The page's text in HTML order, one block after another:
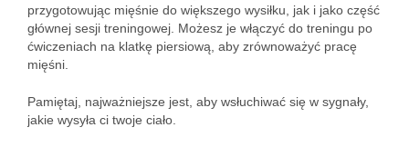
przygotowując mięśnie do większego wysiłku, jak i jako część
głównej sesji treningowej. Możesz je włączyć do treningu po
ćwiczeniach na klatkę piersiową, aby zrównoważyć pracę
mięśni.
Pamiętaj, najważniejsze jest, aby wsłuchiwać się w sygnały,
jakie wysyła ci twoje ciało.